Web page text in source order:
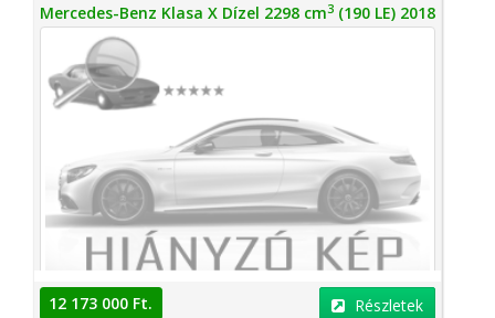
Mercedes-Benz Klasa X Dízel 2298 cm3 (190 LE) 2018
12 173 000 Ft. Részletek